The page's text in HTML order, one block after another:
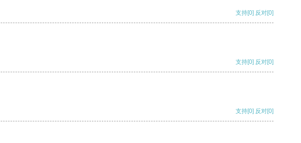
支持[0] 反对[0]
支持[0] 反对[0]
支持[0] 反对[0]